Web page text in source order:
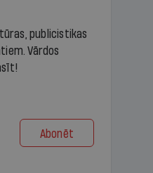
publicistikas
Vārdos
Abonēt